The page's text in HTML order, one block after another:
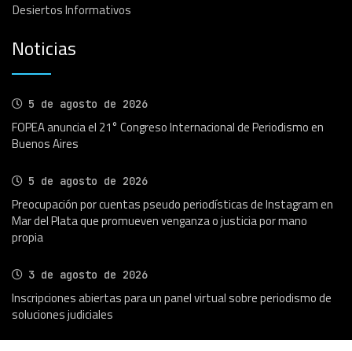
Desiertos Informativos
Noticias
5 de agosto de 2026
FOPEA anuncia el 21° Congreso Internacional de Periodismo en
Buenos Aires
5 de agosto de 2026
Preocupación por cuentas pseudo periodísticas de Instagram en
Mar del Plata que promueven venganza o justicia por mano
propia
3 de agosto de 2026
Inscripciones abiertas para un panel virtual sobre periodismo de
soluciones judiciales